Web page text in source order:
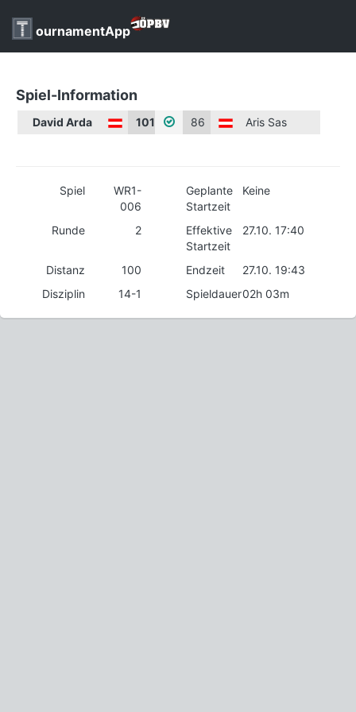
ournamentApp
Spiel-Information
David Arda 101 86 Aris Sas
Spiel
WR1-
006
Geplante
Startzeit
Keine
Runde 2
Effektive
Startzeit
27.10. 17:40
Distanz 100 Endzeit
27.10. 19:43
Disziplin
14-1 Spieldauer02h 03m